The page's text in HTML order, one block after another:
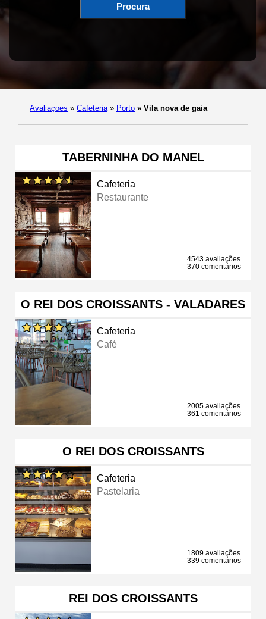
Procura
Avaliaçoes » Cafeteria » Porto » Vila nova de gaia
TABERNINHA DO MANEL
Cafeteria
Restaurante
4543 avaliações
370 comentários
O REI DOS CROISSANTS - VALADARES
Cafeteria
Café
2005 avaliações
361 comentários
O REI DOS CROISSANTS
Cafeteria
Pastelaria
1809 avaliações
339 comentários
REI DOS CROISSANTS